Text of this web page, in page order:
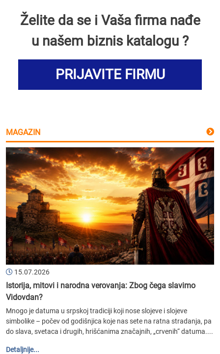
Želite da se i Vaša firma nađe
u našem biznis katalogu ?
PRIJAVITE FIRMU
MAGAZIN
15.07.2026
Istorija, mitovi i narodna verovanja: Zbog čega slavimo
Vidovdan?
Mnogo je datuma u srpskoj tradiciji koji nose slojeve i slojeve
simbolike – počev od godišnjica koje nas sete na ratna stradanja, pa
do slava, svetaca i drugih, hrišćanima značajnih, „crvenih“ datuma....
Detaljnije...